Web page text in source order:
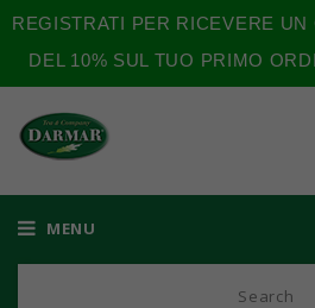
REGISTRATI PER RICEVERE
DEL 10% SUL TUO PRIMO
MENU
Search